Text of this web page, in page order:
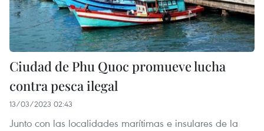
Ciudad de Phu Quoc promueve lucha
contra pesca ilegal
13/03/2023 02:43
Junto con las localidades marítimas e insulares de la